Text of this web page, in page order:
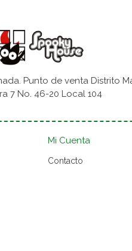
Punto de venta Distrito
7 No. 46-20 Local 104
Mi Cuenta
Contacto